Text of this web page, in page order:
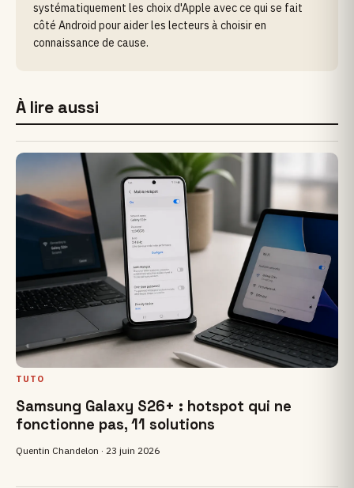
systématiquement les choix d'Apple avec ce qui se fait
côté Android pour aider les lecteurs à choisir en
connaissance de cause.
À lire aussi
TUTO
Samsung Galaxy S26+ : hotspot qui ne
fonctionne pas, 11 solutions
Quentin Chandelon · 23 juin 2026